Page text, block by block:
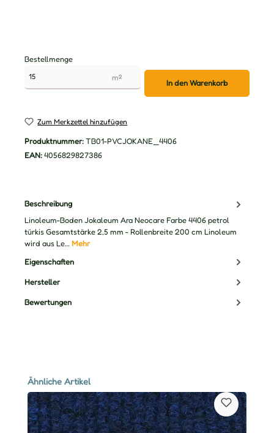
Bestellmenge
m²
In den Warenkorb
Zum Merkzettel hinzufügen
Produktnummer: TB01-PVCJOKANE_4406
EAN: 4056829827386
Beschreibung
Linoleum-Boden Jokaleum Ara Neocare Farbe 4406 petrol
türkis Gesamtstärke 2,5 mm - Rollenbreite 200 cm Linoleum
wird aus Le… Mehr
Eigenschaften
Hersteller
Bewertungen
Produktgalerie überspringen
Ähnliche Artikel